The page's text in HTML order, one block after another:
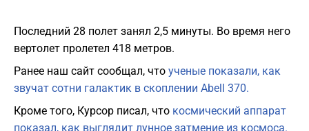
Последний 28 полет занял 2,5 минуты. Во время него
вертолет пролетел 418 метров.
Ранее наш сайт сообщал, что ученые показали, как
звучат сотни галактик в скоплении Abell 370.
Кроме того, Курсор писал, что космический аппарат
показал, как выглядит лунное затмение из космоса.